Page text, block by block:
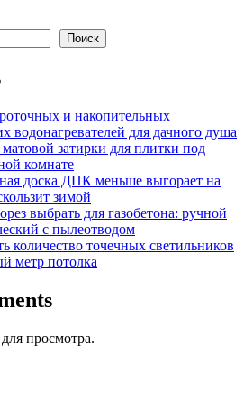
Поиск
и накопительных
водонагревателей для дачного душа
затирки для плитки под
комнате
доска ДПК меньше выгорает на
зимой
выбрать для газобетона: ручной
с пылеотводом
количество точечных светильников
метр потолка
просмотра.